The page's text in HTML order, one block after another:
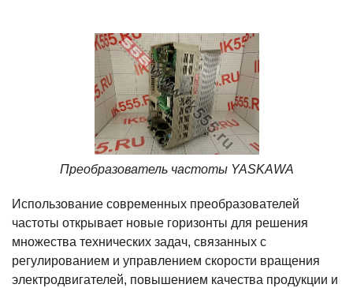
Преобразователь частоты YASKAWA
Использование современных преобразователей
частоты открывает новые горизонты для решения
множества технических задач, связанных с
регулированием и управлением скорости вращения
электродвигателей, повышением качества продукции и